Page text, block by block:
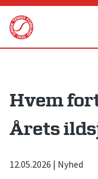
Skip
content
Hvem
Årets
12.05.2026 | Nyhed